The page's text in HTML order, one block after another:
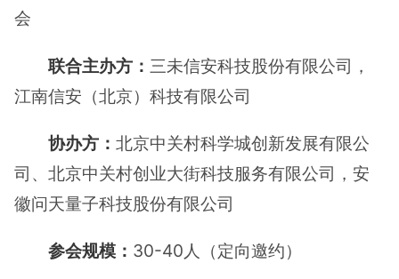
会
联合主办方： 三未信安科技股份有限公司，
江南信安（北京）科技有限公司
协办方：北京中关村科学城创新发展有限公
司、北京中关村创业大街科技服务有限公司，安
徽问天量子科技股份有限公司
参会规模： 30-40人（定向邀约）